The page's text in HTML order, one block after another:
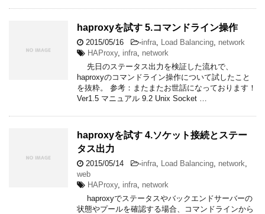
haproxyを試す 5.コマンドライン操作
2015/05/16 -infra Load Balancing network
HAProxy, infra network
先日のステータス出力を検証した流れで、
haproxyのコマンドライン操作について試したこと
を抜粋。 参考：またまたお世話になっております！
Ver1.5 マニュアル 9.2 Unix Socket …
haproxyを試す 4.ソケット接続とステー
タス出力
2015/05/14 -infra Load Balancing network
web
HAProxy, infra network
haproxyでステータスやバックエンドサーバーの
状態やプールを確認する場合、コマンドラインから